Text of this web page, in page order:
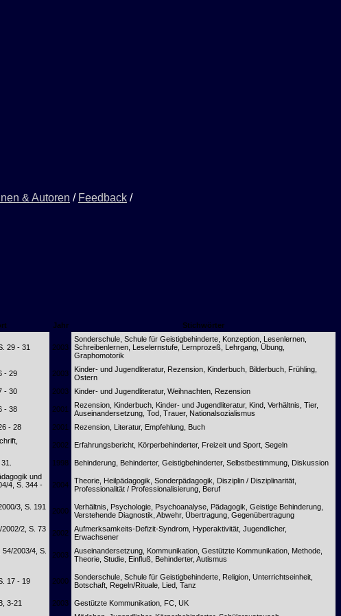
& Autoren / Feedback /
Jahr Stichwörter
29 - 31 2003
Sonderschule, Schule für Geistigbehinderte, Konzeption, Lesenlernen,
Schreibenlernen, Leselernstufe, Lernprozeß, Lehrgang, Übung,
Graphomotorik
- 29 2003
Kinder- und Jugendliteratur, Rezension, Kinderbuch, Bilderbuch, Frühling,
Ostern
- 30 2003 Kinder- und Jugendliteratur, Weihnachten, Rezension
- 38 2001
Rezension, Kinderbuch, Kinder- und Jugendliteratur, Kind, Verhältnis, Tier,
Auseinandersetzung, Tod, Trauer, Nationalsozialismus
- 28 2001 Rezension, Literatur, Empfehlung, Buch
2002 Erfahrungsbericht, Körperbehinderter, Freizeit und Sport, Segeln
1998 Behinderung, Behinderter, Geistigbehinderter, Selbstbestimmung, Diskussion
und
4, S. 344 -
2004
Theorie, Heilpädagogik, Sonderpädagogik, Disziplin / Disziplinarität,
Professionalität / Professionalisierung, Beruf
3, S. 191
2000
Verhältnis, Psychologie, Psychoanalyse, Pädagogik, Geistige Behinderung,
Verstehende Diagnostik, Abwehr, Übertragung, Gegenübertragung
2002/2, S. 73
2002
Aufmerksamkeits-Defizit-Syndrom, Hyperaktivität, Jugendlicher,
Erwachsener
2003/4, S.
2003
Auseinandersetzung, Kommunikation, Gestützte Kommunikation, Methode,
Theorie, Studie, Einfluß, Behinderter, Autismus
17 - 19 2000
Sonderschule, Schule für Geistigbehinderte, Religion, Unterrichtseinheit,
Botschaft, Regeln/Rituale, Lied, Tanz
3-21 2003
Gestützte Kommunikation, FC, UK